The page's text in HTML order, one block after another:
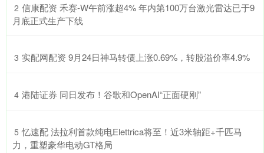
2 ​信康配资 禾赛-W午前涨超4% 年内第100万台激光雷达已于9
月底正式生产下线
3 ​实配网配资 9月24日神马转债上涨0.69%，转股溢价率4.9%
4 ​港陆证券 同日发布！谷歌和OpenAI“正面硬刚”
5 ​忆速配 法拉利首款纯电Elettrica将至！近3米轴距+千匹马
力，重塑豪华电动GT格局